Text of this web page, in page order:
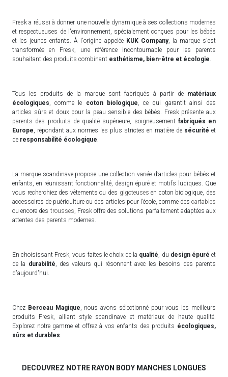
Fresk a réussi à donner une nouvelle dynamique à ses collections modernes
et respectueuses de l'environnement, spécialement conçues pour les bébés
et les jeunes enfants. À l'origine appelée KUK Company, la marque s'est
transformée en Fresk, une référence incontournable pour les parents
souhaitant des produits combinant esthétisme, bien-être et écologie
Tous les produits de la marque sont fabriqués à partir de matériaux
écologiques , comme le coton biologique , ce qui garantit ainsi des
articles sûrs et doux pour la peau sensible des bébés. Fresk présente aux
parents des produits de qualité supérieure, soigneusement fabriqués en
Europe , répondant aux normes les plus strictes en matière de sécurité et
de responsabilité écologique
La marque scandinave propose une collection variée d’articles pour bébés et
enfants, en réunissant fonctionnalité, design épuré et motifs ludiques. Que
vous recherchiez des vêtements ou des gigoteusesen coton biologique, des
accessoires de puériculture ou des articles pour l’école, comme des cartables
ou encore des trousses , Fresk offre des solutions parfaitement adaptées aux
attentes des parents modernes.
En choisissant Fresk, vous faites le choix de la qualité , du design épuré et
de la durabilité , des valeurs qui résonnent avec les besoins des parents
d'aujourd'hui.
Chez Berceau Magique , nous avons sélectionné pour vous les meilleurs
produits Fresk, alliant style scandinave et matériaux de haute qualité.
Explorez notre gamme et offrez à vos enfants des produits écologiques,
sûrs et durables
DECOUVREZ NOTRE RAYON BODY MANCHES LONGUES